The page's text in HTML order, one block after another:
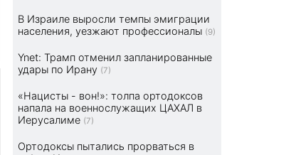
В Израиле выросли темпы эмиграции
населения, уезжают профессионалы (9)
Ynet: Трамп отменил запланированные
удары по Ирану (7)
«Нацисты - вон!»: толпа ортодоксов
напала на военнослужащих ЦАХАЛ в
Иерусалиме (7)
Ортодоксы пытались прорваться в